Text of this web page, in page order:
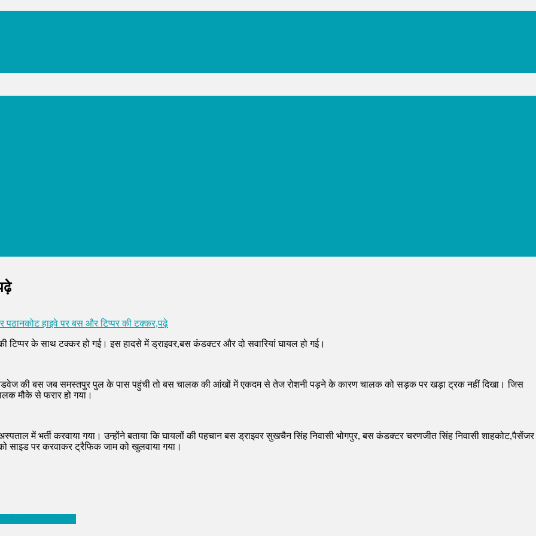
पठानकोट हाइवे पर बस और टिप्पर की टक्कर,पढ़े
टिप्पर के साथ टक्कर हो गई। इस हादसे में ड्राइवर,बस कंडक्टर और दो सवारियां घायल हो गई।
की बस जब समस्तपुर पुल के पास पहुंची तो बस चालक की आंखों में एकदम से तेज रोशनी पड़ने के कारण चालक को सड़क पर खड़ा ट्रक नहीं दिखा। जिस
मौके से फरार हो गया।
में भर्ती करवाया गया। उन्होंने बताया कि घायलों की पहचान बस ड्राइवर सुखचैन सिंह निवासी भोगपुर, बस कंडक्टर चरणजीत सिंह निवासी शाहकोट,पैसेंजर
साइड पर करवाकर ट्रैफिक जाम को खुलवाया गया।